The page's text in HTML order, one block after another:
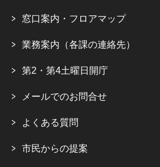
窓口案内・フロアマップ
業務案内（各課の連絡先）
第2・第4土曜日開庁
メールでのお問合せ
よくある質問
市民からの提案